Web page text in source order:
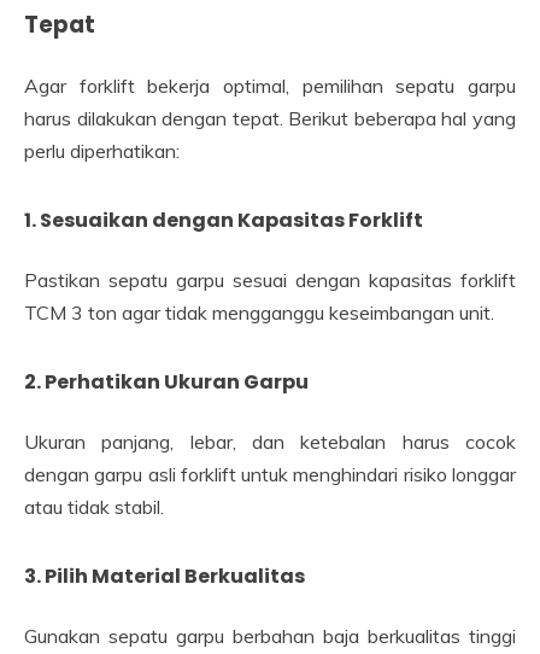
Tepat
Agar forklift bekerja optimal, pemilihan sepatu garpu
harus dilakukan dengan tepat. Berikut beberapa hal yang
perlu diperhatikan:
1. Sesuaikan dengan Kapasitas Forklift
Pastikan sepatu garpu sesuai dengan kapasitas forklift
TCM 3 ton agar tidak mengganggu keseimbangan unit.
2. Perhatikan Ukuran Garpu
Ukuran panjang, lebar, dan ketebalan harus cocok
dengan garpu asli forklift untuk menghindari risiko longgar
atau tidak stabil.
3. Pilih Material Berkualitas
Gunakan sepatu garpu berbahan baja berkualitas tinggi